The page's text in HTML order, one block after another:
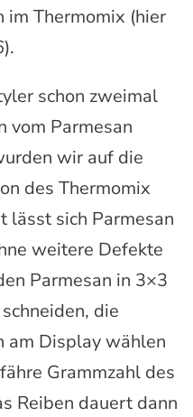
im Thermomix (hier
schon zweimal
vom Parmesan
wir auf die
des Thermomix
lässt sich Parmesan
weitere Defekte
Parmesan in 3×3
die
am Display wählen
Grammzahl des
Reiben dauert dann